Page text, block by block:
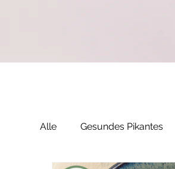
Alle Gesundes Pikantes